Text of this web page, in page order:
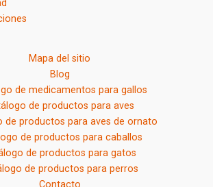
Mapa del sitio
Blog
de medicamentos para gallos
de productos para aves
de productos para aves de ornato
de productos para caballos
de productos para gatos
de productos para perros
Contacto